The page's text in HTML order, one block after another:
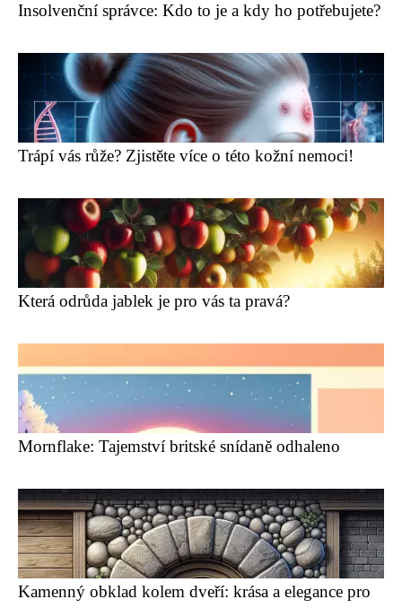
Insolvenční správce: Kdo to je a kdy ho potřebujete?
Trápí vás růže? Zjistěte více o této kožní nemoci!
Která odrůda jablek je pro vás ta pravá?
Mornflake: Tajemství britské snídaně odhaleno
Kamenný obklad kolem dveří: krása a elegance pro